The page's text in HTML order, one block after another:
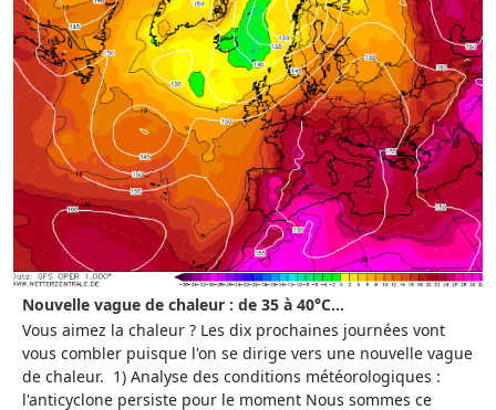
Nouvelle vague de chaleur : de 35 à 40°C...
Vous aimez la chaleur ? Les dix prochaines journées vont
vous combler puisque l'on se dirige vers une nouvelle vague
de chaleur. 1) Analyse des conditions météorologiques :
l'anticyclone persiste pour le moment Nous sommes ce